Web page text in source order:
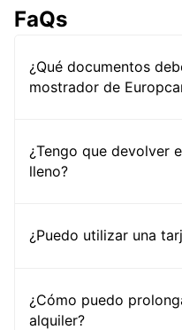
FaQs
¿Qué documentos
mostrador de
¿Tengo que devolver
lleno?
¿Puedo utilizar una
¿Cómo puedo
alquiler?